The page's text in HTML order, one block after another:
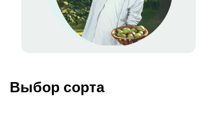
Выбор сорта